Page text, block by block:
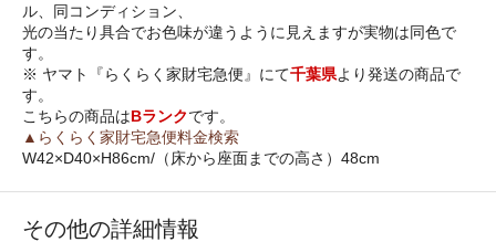
ル、同コンディション、
光の当たり具合でお色味が違うように見えますが実物は同色で
す。
※ ヤマト『らくらく家財宅急便』にて千葉県より発送の商品で
す。
こちらの商品はBランクです。
▲らくらく家財宅急便料金検索
W42×D40×H86cm/（床から座面までの高さ）48cm
その他の詳細情報